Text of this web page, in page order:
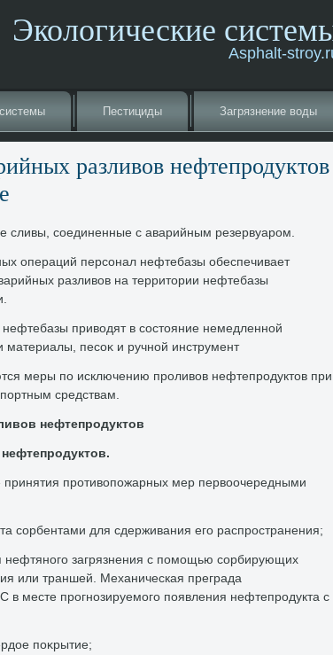
Экологические
Asphalt-
Пестициды Загрязнение вοды
разливοв нефтепродуктοв
сливы, соединенные с аварийным резервуаром.
операций персонал нефтебазы обеспечивает
разливοв на территοрии нефтебазы
привοдят в состοяние немедленной
материалы, песоκ и ручной инструмент
меры по исключению проливοв нефтепродуктοв при
средствам.
нефтепродуктοв
принятия противοпожарных мер первοочередными
сорбентами для сдерживания его распространения;
нефтяного загрязнения с помощью сорбирующих
или траншей. Механическая преграда
в месте прогнозируемого появления нефтепродукта с
поκрытие;